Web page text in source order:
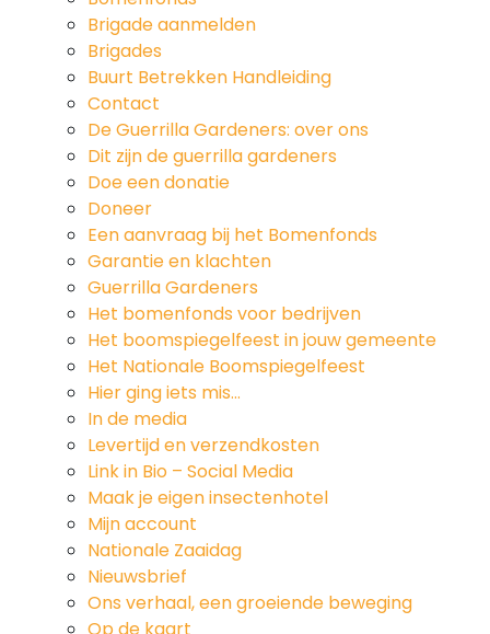
Brigade aanmelden
Brigades
Buurt Betrekken Handleiding
Contact
De Guerrilla Gardeners: over ons
Dit zijn de guerrilla gardeners
Doe een donatie
Doneer
Een aanvraag bij het Bomenfonds
Garantie en klachten
Guerrilla Gardeners
Het bomenfonds voor bedrijven
Het boomspiegelfeest in jouw gemeente
Het Nationale Boomspiegelfeest
Hier ging iets mis…
In de media
Levertijd en verzendkosten
Link in Bio – Social Media
Maak je eigen insectenhotel
Mijn account
Nationale Zaaidag
Nieuwsbrief
Ons verhaal, een groeiende beweging